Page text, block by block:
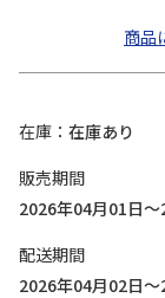
商品
在庫
在庫あり
販売期間
2026年04月01日
配送期間
2026年04月02日